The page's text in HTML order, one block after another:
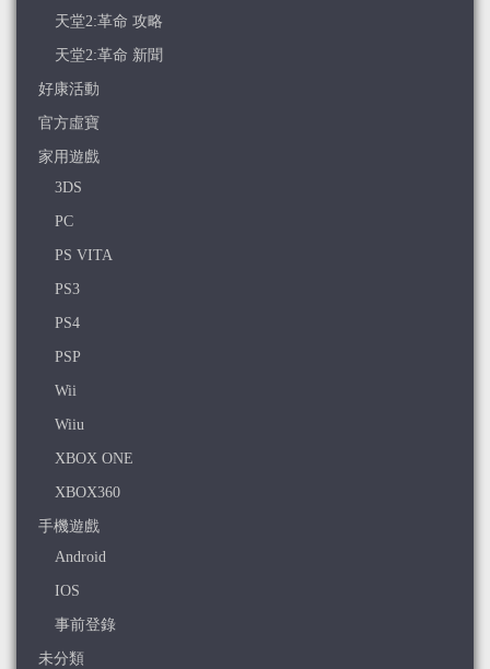
天堂2:革命 攻略
天堂2:革命 新聞
好康活動
官方虛寶
家用遊戲
3DS
PC
PS VITA
PS3
PS4
PSP
Wii
Wiiu
XBOX ONE
XBOX360
手機遊戲
Android
IOS
事前登錄
未分類